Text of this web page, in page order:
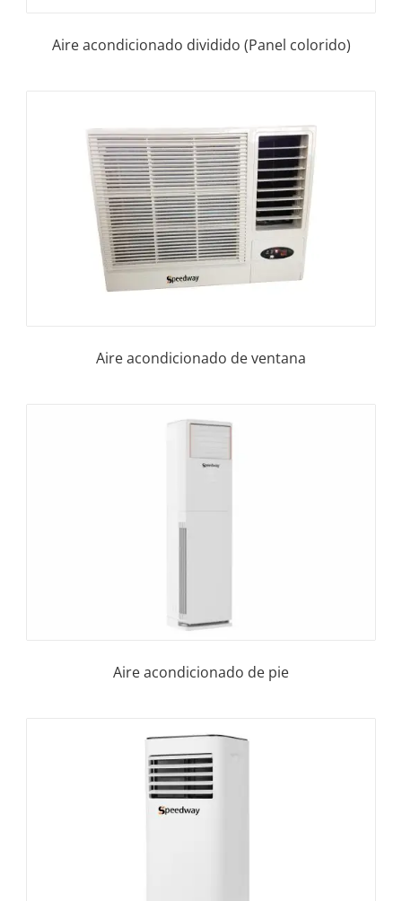
Aire acondicionado dividido (Panel colorido)
Aire acondicionado de ventana
Aire acondicionado de pie